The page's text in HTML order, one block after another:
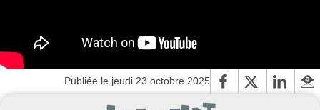
Publiée le jeudi 23 octobre 2025